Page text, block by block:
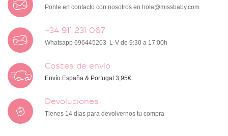
Ponte en contacto con nosotros en hola@missbaby.com
+34 911 231 067
Whatsapp 696445203 L-V de 9:30 a 17:00h
Costes de envío
Envío España & Portugal 3,95€
Devoluciones
Tienes 14 días para devolvernos tu compra